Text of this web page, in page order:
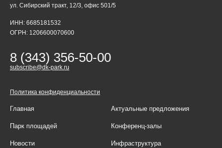
ул. Сибирский тракт, 12/3, офис 501/5
ИНН: 6685181532
ОГРН: 1206600070600
8 (343) 356-50-00
subscribe@dk-park.ru
Политика конфиденциальности
Главная Актуальные предложения
Парк площадей Конференц-залы
Новости Инфраструктура